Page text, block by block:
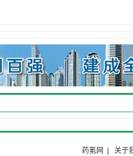
药氪网 关于